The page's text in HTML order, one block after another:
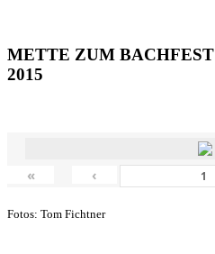
METTE ZUM BACHFEST
2015
« ‹
Fotos: Tom Fichtner